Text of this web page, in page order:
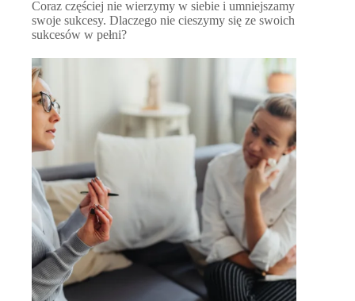
Coraz częściej nie wierzymy w siebie i umniejszamy
swoje sukcesy. Dlaczego nie cieszymy się ze swoich
sukcesów w pełni?